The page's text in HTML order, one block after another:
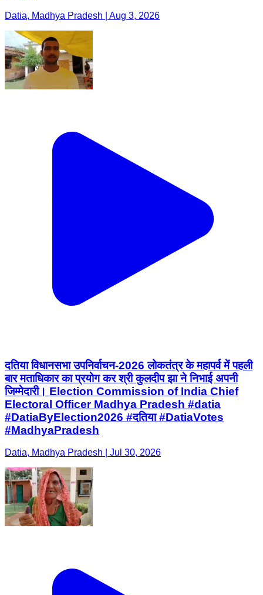
Datia, Madhya Pradesh | Aug 3, 2026
दतिया विधानसभा उपनिर्वाचन-2026 लोकतंत्र के महापर्व में पहली
बार मताधिकार का प्रयोग कर श्री कुलदीप झा ने निभाई अपनी
जिम्मेदारी। Election Commission of India Chief
Electoral Officer Madhya Pradesh #datia
#DatiaByElection2026 #दतिया #DatiaVotes
#MadhyaPradesh
Datia, Madhya Pradesh | Jul 30, 2026